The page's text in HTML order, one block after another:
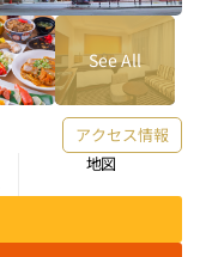
アクセス情報
地図